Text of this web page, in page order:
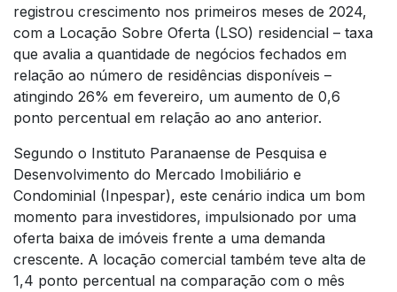
registrou crescimento nos primeiros meses de 2024,
com a Locação Sobre Oferta (LSO) residencial – taxa
que avalia a quantidade de negócios fechados em
relação ao número de residências disponíveis –
atingindo 26% em fevereiro, um aumento de 0,6
ponto percentual em relação ao ano anterior.
Segundo o Instituto Paranaense de Pesquisa e
Desenvolvimento do Mercado Imobiliário e
Condominial (Inpespar), este cenário indica um bom
momento para investidores, impulsionado por uma
oferta baixa de imóveis frente a uma demanda
crescente. A locação comercial também teve alta de
1,4 ponto percentual na comparação com o mês